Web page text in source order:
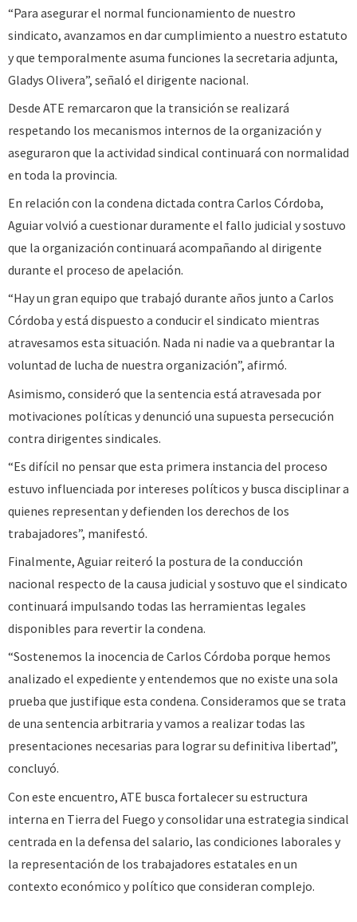
“Para asegurar el normal funcionamiento de nuestro
sindicato, avanzamos en dar cumplimiento a nuestro estatuto
y que temporalmente asuma funciones la secretaria adjunta,
Gladys Olivera”, señaló el dirigente nacional.
Desde ATE remarcaron que la transición se realizará
respetando los mecanismos internos de la organización y
aseguraron que la actividad sindical continuará con normalidad
en toda la provincia.
En relación con la condena dictada contra Carlos Córdoba,
Aguiar volvió a cuestionar duramente el fallo judicial y sostuvo
que la organización continuará acompañando al dirigente
durante el proceso de apelación.
“Hay un gran equipo que trabajó durante años junto a Carlos
Córdoba y está dispuesto a conducir el sindicato mientras
atravesamos esta situación. Nada ni nadie va a quebrantar la
voluntad de lucha de nuestra organización”, afirmó.
Asimismo, consideró que la sentencia está atravesada por
motivaciones políticas y denunció una supuesta persecución
contra dirigentes sindicales.
“Es difícil no pensar que esta primera instancia del proceso
estuvo influenciada por intereses políticos y busca disciplinar a
quienes representan y defienden los derechos de los
trabajadores”, manifestó.
Finalmente, Aguiar reiteró la postura de la conducción
nacional respecto de la causa judicial y sostuvo que el sindicato
continuará impulsando todas las herramientas legales
disponibles para revertir la condena.
“Sostenemos la inocencia de Carlos Córdoba porque hemos
analizado el expediente y entendemos que no existe una sola
prueba que justifique esta condena. Consideramos que se trata
de una sentencia arbitraria y vamos a realizar todas las
presentaciones necesarias para lograr su definitiva libertad”,
concluyó.
Con este encuentro, ATE busca fortalecer su estructura
interna en Tierra del Fuego y consolidar una estrategia sindical
centrada en la defensa del salario, las condiciones laborales y
la representación de los trabajadores estatales en un
contexto económico y político que consideran complejo.